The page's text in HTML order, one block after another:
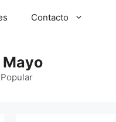
Contacto